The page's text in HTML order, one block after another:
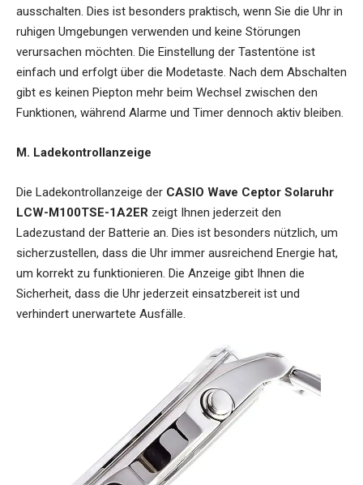
ausschalten. Dies ist besonders praktisch, wenn Sie die Uhr in
ruhigen Umgebungen verwenden und keine Störungen
verursachen möchten. Die Einstellung der Tastentöne ist
einfach und erfolgt über die Modetaste. Nach dem Abschalten
gibt es keinen Piepton mehr beim Wechsel zwischen den
Funktionen, während Alarme und Timer dennoch aktiv bleiben.
M. Ladekontrollanzeige
Die Ladekontrollanzeige der CASIO Wave Ceptor Solaruhr
LCW-M100TSE-1A2ER zeigt Ihnen jederzeit den
Ladezustand der Batterie an. Dies ist besonders nützlich, um
sicherzustellen, dass die Uhr immer ausreichend Energie hat,
um korrekt zu funktionieren. Die Anzeige gibt Ihnen die
Sicherheit, dass die Uhr jederzeit einsatzbereit ist und
verhindert unerwartete Ausfälle.